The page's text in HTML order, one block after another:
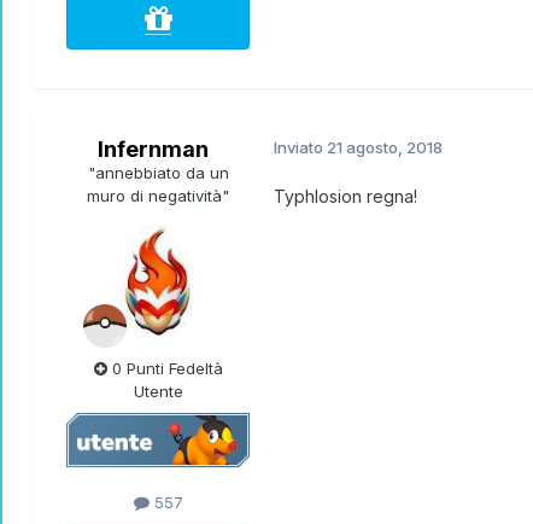
Infernman
"annebbiato da un
muro di negatività"
0 Punti Fedeltà
Utente
557
Inviato 21 agosto, 2018
Typhlosion regna!